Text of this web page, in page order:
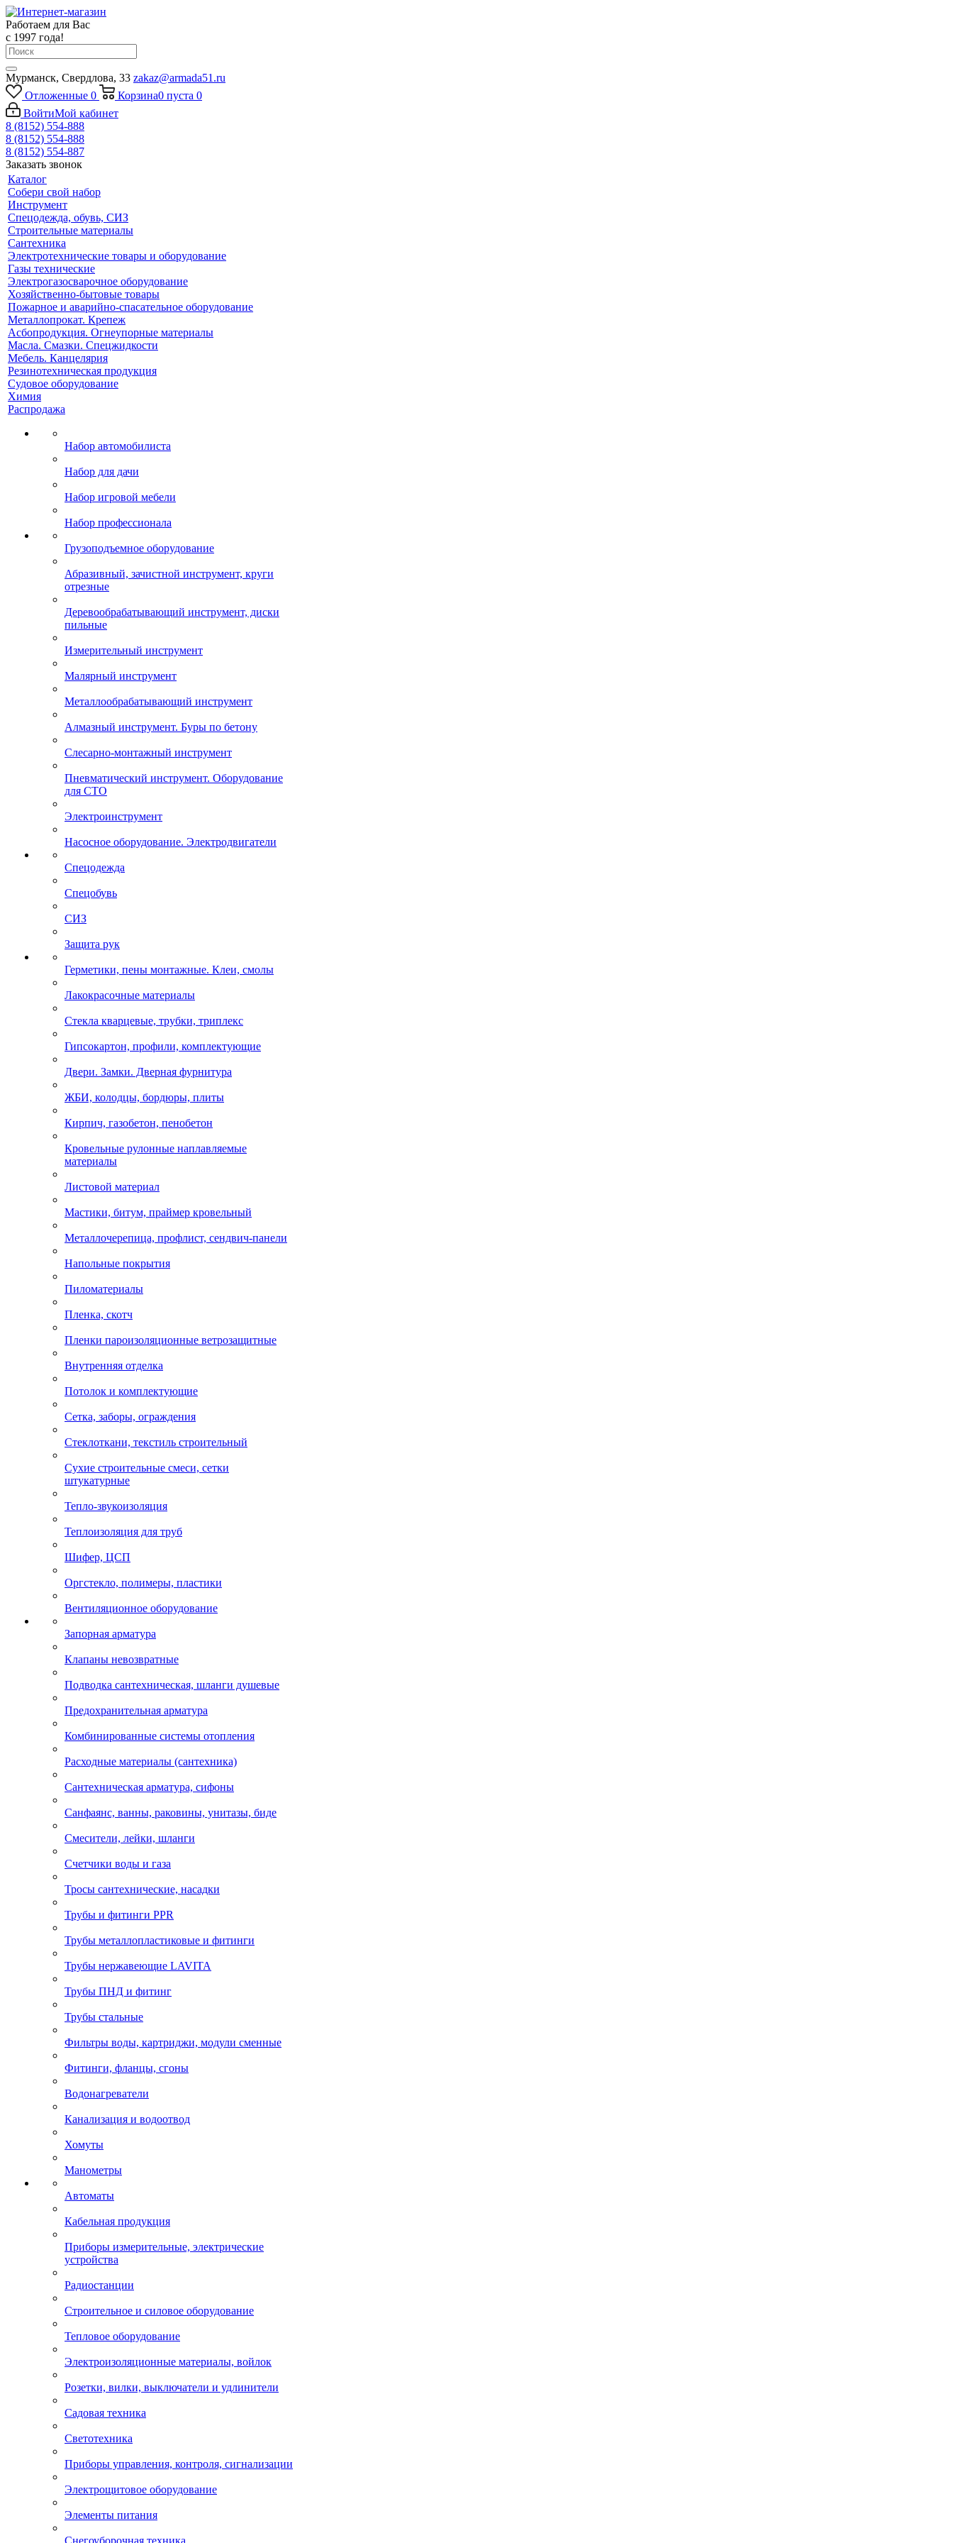
Работаем для Вас
с 1997 года!
Мурманск, Свердлова, 33 zakaz@armada51.ru
Отложенные 0 Корзина0 пуста 0
ВойтиМой кабинет
8 (8152) 554-888
8 (8152) 554-888
8 (8152) 554-887
Заказать звонок
Каталог
Собери свой набор
Инструмент
Спецодежда, обувь, СИЗ
Строительные материалы
Сантехника
Электротехнические товары и оборудование
Газы технические
Электрогазосварочное оборудование
Хозяйственно-бытовые товары
Пожарное и аварийно-спасательное оборудование
Металлопрокат. Крепеж
Асбопродукция. Огнеупорные материалы
Масла. Смазки. Спецжидкости
Мебель. Канцелярия
Резинотехническая продукция
Судовое оборудование
Химия
Распродажа
Набор автомобилиста
Набор для дачи
Набор игровой мебели
Набор профессионала
Грузоподъемное оборудование
Абразивный, зачистной инструмент, круги
отрезные
Деревообрабатывающий инструмент, диски
пильные
Измерительный инструмент
Малярный инструмент
Металлообрабатывающий инструмент
Алмазный инструмент. Буры по бетону
Слесарно-монтажный инструмент
Пневматический инструмент. Оборудование
для СТО
Электроинструмент
Насосное оборудование. Электродвигатели
Спецодежда
Спецобувь
СИЗ
Защита рук
Герметики, пены монтажные. Клеи, смолы
Лакокрасочные материалы
Стекла кварцевые, трубки, триплекс
Гипсокартон, профили, комплектующие
Двери. Замки. Дверная фурнитура
ЖБИ, колодцы, бордюры, плиты
Кирпич, газобетон, пенобетон
Кровельные рулонные наплавляемые
материалы
Листовой материал
Мастики, битум, праймер кровельный
Металлочерепица, профлист, сендвич-панели
Напольные покрытия
Пиломатериалы
Пленка, скотч
Пленки пароизоляционные ветрозащитные
Внутренняя отделка
Потолок и комплектующие
Сетка, заборы, ограждения
Стеклоткани, текстиль строительный
Сухие строительные смеси, сетки
штукатурные
Тепло-звукоизоляция
Теплоизоляция для труб
Шифер, ЦСП
Оргстекло, полимеры, пластики
Вентиляционное оборудование
Запорная арматура
Клапаны невозвратные
Подводка сантехническая, шланги душевые
Предохранительная арматура
Комбинированные системы отопления
Расходные материалы (сантехника)
Сантехническая арматура, сифоны
Санфаянс, ванны, раковины, унитазы, биде
Смесители, лейки, шланги
Счетчики воды и газа
Тросы сантехнические, насадки
Трубы и фитинги PPR
Трубы металлопластиковые и фитинги
Трубы нержавеющие LAVITA
Трубы ПНД и фитинг
Трубы стальные
Фильтры воды, картриджи, модули сменные
Фитинги, фланцы, сгоны
Водонагреватели
Канализация и водоотвод
Хомуты
Манометры
Автоматы
Кабельная продукция
Приборы измерительные, электрические
устройства
Радиостанции
Строительное и силовое оборудование
Тепловое оборудование
Электроизоляционные материалы, войлок
Розетки, вилки, выключатели и удлинители
Садовая техника
Светотехника
Приборы управления, контроля, сигнализации
Электрощитовое оборудование
Элементы питания
Снегоуборочная техника